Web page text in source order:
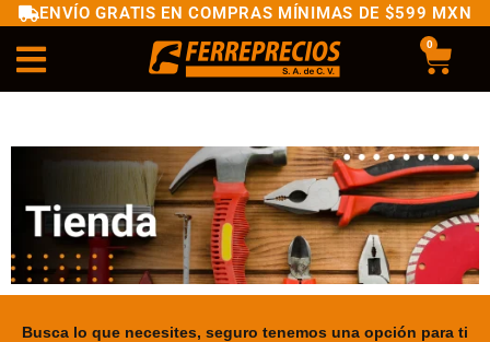
ENVÍO GRATIS EN COMPRAS MÍNIMAS DE $599 MXN
0
Busca lo que necesites, seguro tenemos una opción para ti